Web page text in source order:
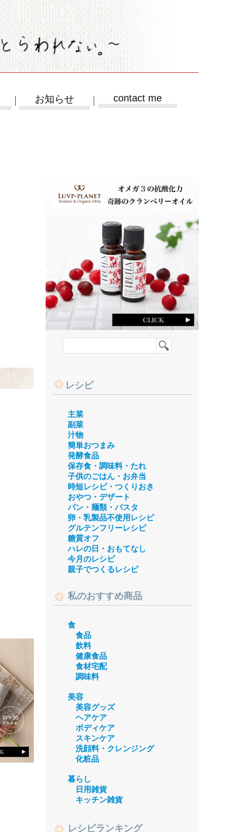
お知らせ contact me
レシピ
主菜
副菜
汁物
簡単おつまみ
発酵食品
保存食・調味料・たれ
子供のごはん・お弁当
時短レシピ・つくりおき
おやつ・デザート
パン・麺類・パスタ
卵・乳製品不使用レシピ
グルテンフリーレシピ
糖質オフ
ハレの日・おもてなし
今月のレシピ
親子でつくるレシピ
私のおすすめ商品
食
食品
飲料
健康食品
食材宅配
調味料
美容
美容グッズ
ヘアケア
ボディケア
スキンケア
洗顔料・クレンジング
化粧品
暮らし
日用雑貨
キッチン雑貨
レシピランキング